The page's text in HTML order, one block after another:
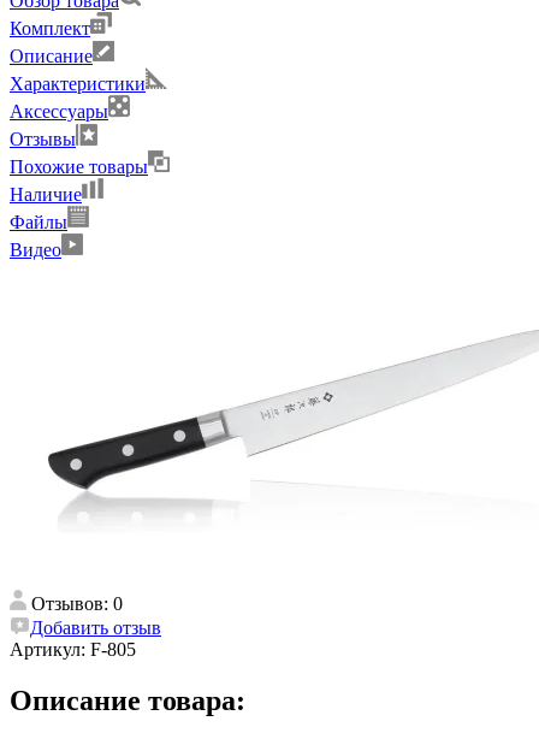
Комплект
Описание
Характеристики
Аксессуары
Отзывы
Похожие товары
Наличие
Файлы
Видео
Отзывов: 0
Добавить отзыв
Артикул: F-805
Описание товара: